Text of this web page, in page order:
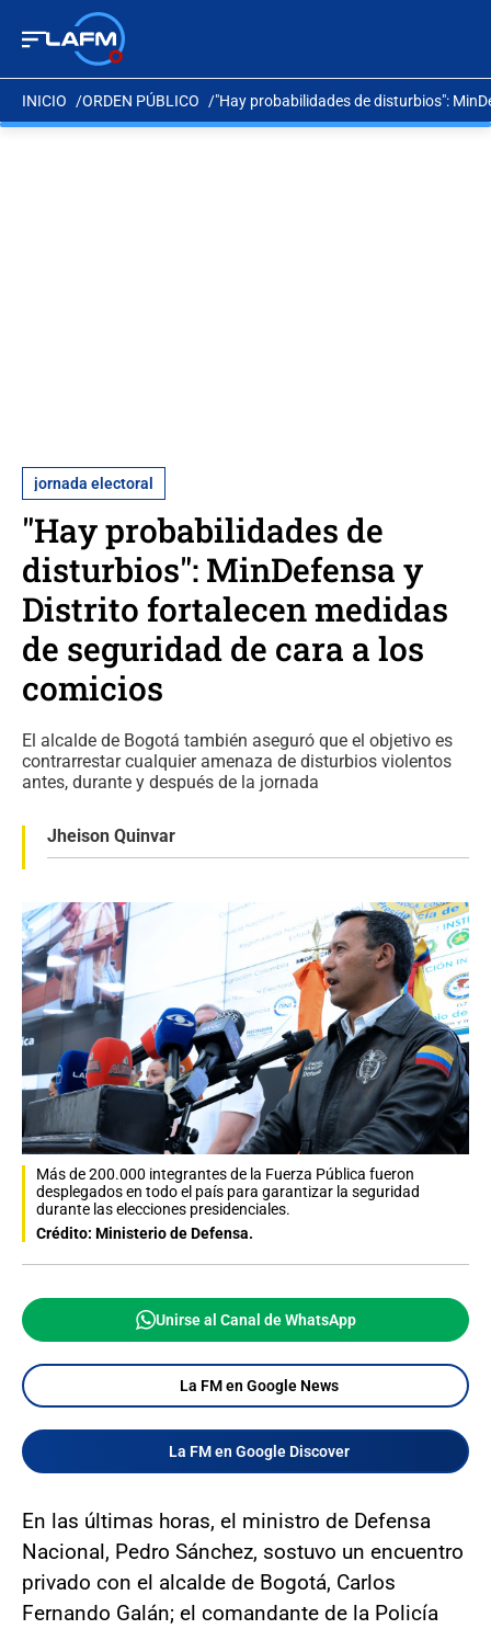
INICIO ORDEN PÚBLICO "Hay probabilidades de disturbios":
jornada electoral
"Hay probabilidades de
disturbios": MinDefensa y
Distrito fortalecen medidas
de seguridad de cara a los
comicios
El alcalde de Bogotá también aseguró que el objetivo es
contrarrestar cualquier amenaza de disturbios violentos
antes, durante y después de la jornada
Jheison Quinvar
Más de 200.000 integrantes de la Fuerza Pública fueron
desplegados en todo el país para garantizar la seguridad
durante las elecciones presidenciales.
Crédito: Ministerio de Defensa.
Unirse al Canal de WhatsApp
La FM en Google News
La FM en Google Discover
En las últimas horas, el ministro de Defensa
Nacional, Pedro Sánchez, sostuvo un encuentro
privado con el alcalde de Bogotá, Carlos
Fernando Galán; el comandante de la Policía